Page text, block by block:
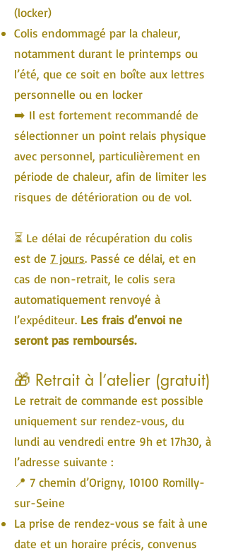
(locker)
Colis endommagé par la chaleur,
notamment durant le printemps ou
l’été, que ce soit en boîte aux lettres
personnelle ou en locker
➡️ Il est fortement recommandé de
sélectionner un point relais physique
avec personnel, particulièrement en
période de chaleur, afin de limiter les
risques de détérioration ou de vol.
⏳ Le délai de récupération du colis
est de 7 jours. Passé ce délai, et en
cas de non-retrait, le colis sera
automatiquement renvoyé à
l’expéditeur. Les frais d’envoi ne
seront pas remboursés.
🎁 Retrait à l’atelier (gratuit)
Le retrait de commande est possible
uniquement sur rendez-vous, du
lundi au vendredi entre 9h et 17h30, à
l’adresse suivante :
📍 7 chemin d’Origny, 10100 Romilly-
sur-Seine
La prise de rendez-vous se fait à une
date et un horaire précis, convenus